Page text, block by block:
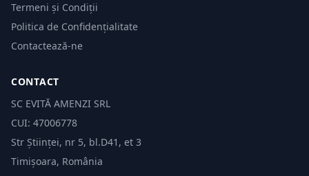
Termeni și Condiții
Politica de Confidențialitate
Contactează-ne
CONTACT
SC EVITĂ AMENZI SRL
CUI: 47006778
Str Științei, nr 5, bl.D41, et 3
Timișoara, România